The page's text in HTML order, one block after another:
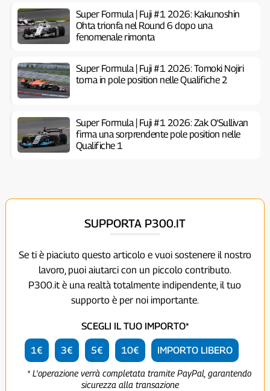
Super Formula | Fuji #1 2026: Kakunoshin
Ohta trionfa nel Round 6 dopo una
fenomenale rimonta
Super Formula | Fuji #1 2026: Tomoki Nojiri
torna in pole position nelle Qualifiche 2
Super Formula | Fuji #1 2026: Zak O’Sullivan
firma una sorprendente pole position nelle
Qualifiche 1
SUPPORTA P300.IT
Se ti è piaciuto questo articolo e vuoi sostenere il nostro
lavoro, puoi aiutarci con un piccolo contributo.
P300.it è una realtà totalmente indipendente, il tuo
supporto è per noi importante.
SCEGLI IL TUO IMPORTO*
1€ 3€ 5€ 10€ IMPORTO LIBERO
* L'operazione verrà completata tramite PayPal, garantendo
sicurezza alla transazione